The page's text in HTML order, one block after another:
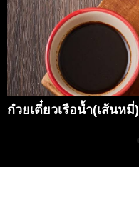
ก๋วยเตี๋ยวเรือน้ำ(เส้นหมี่)
4